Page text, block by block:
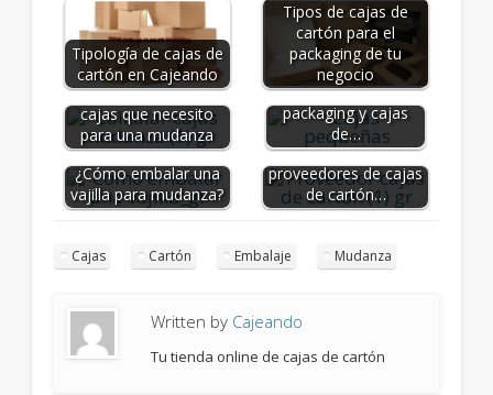
Tipología de cajas de
cartón en Cajeando
Tipos de cajas de
cartón para el
packaging de tu
negocio
Cómo calcular las
cajas que necesito
para una mudanza
Descubre las
ventajas del
packaging y cajas
de…
¿Cómo embalar una
vajilla para mudanza?
Cómo encontrar
proveedores de cajas
de cartón…
Cajas Cartón Embalaje Mudanza
Written by Cajeando
Tu tienda online de cajas de cartón